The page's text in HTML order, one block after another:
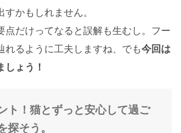
かもしれません。
だけってなると誤解も生むし。フー
れるように工夫しますね、でも今回は
しょう！
ト！猫とずっと安心して過ご
探そう。